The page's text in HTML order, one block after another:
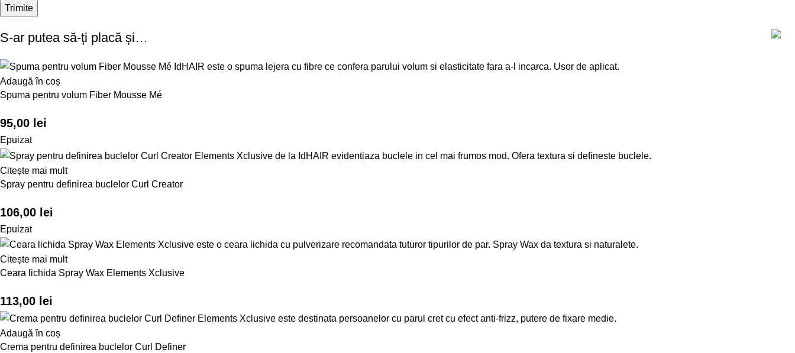
S-ar putea să-ți placă și…
Adaugă în coș
Spuma pentru volum Fiber Mousse Mé
95,00 lei
Epuizat
Citește mai mult
Spray pentru definirea buclelor Curl Creator
106,00 lei
Epuizat
Citește mai mult
Ceara lichida Spray Wax Elements Xclusive
113,00 lei
Adaugă în coș
Crema pentru definirea buclelor Curl Definer